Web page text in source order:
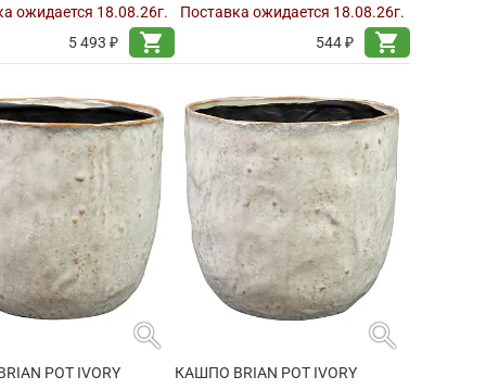
ожидается 18.08.26г.
5 493 ₽
shopping_cart
Поставка ожидается 18.08.26г.
544 ₽
shopping_cart
search
POT IVORY
search
КАШПО BRIAN POT IVORY